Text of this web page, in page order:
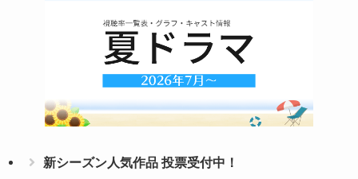
新シーズン人気作品 投票受付中！